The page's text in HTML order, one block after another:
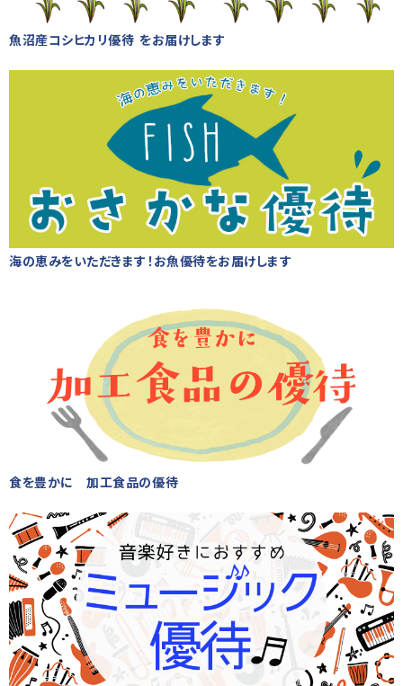
魚沼産コシヒカリ優待 をお届けします
海の恵みをいただきます！お魚優待をお届けします
食を豊かに 加工食品の優待